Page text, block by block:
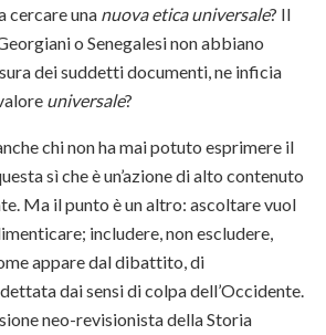
cercare una nuova etica universale? Il
o Senegalesi non abbiano
dei suddetti documenti, ne inficia
universale?
chi non ha mai potuto esprimere il
sì che è un’azione di alto contenuto
Ma il punto è un altro: ascoltare vuol
includere, non escludere,
appare dal dibattito, di
dettata dai sensi di colpa dell’Occidente.
neo-revisionista della Storia